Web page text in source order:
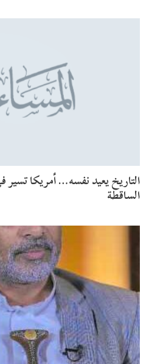
التاريخ يعيد نفسه… أمريكا تسير
الساقطة